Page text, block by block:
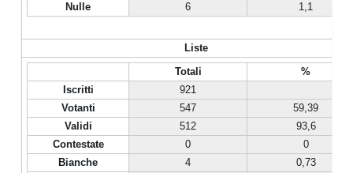
Nulle
6 1,1
Liste
Totali
%
Iscritti
921
Votanti
547
59,39
Validi
512
93,6
Contestate
0
0
Bianche
4
0,73